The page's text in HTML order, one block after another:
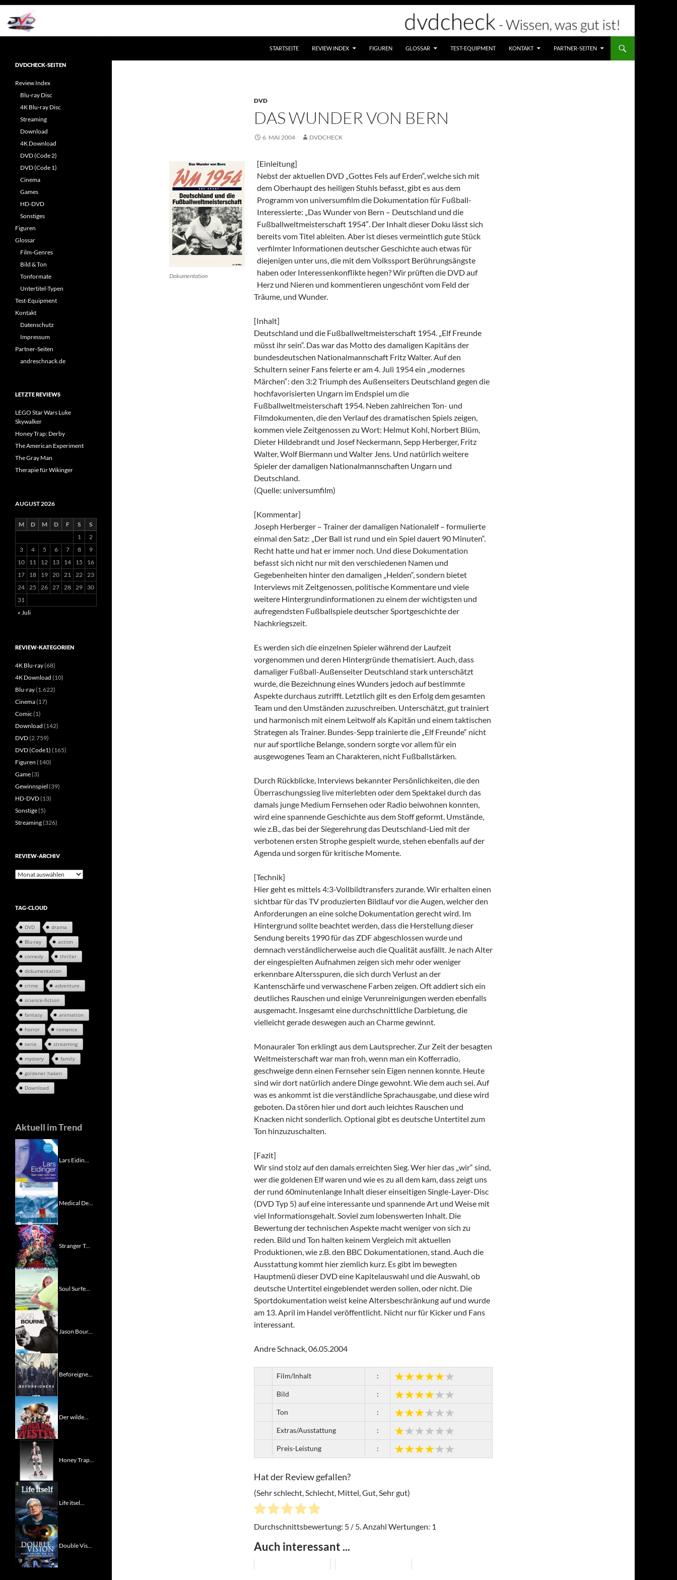
Zum
Inhalt
springen
STARTSEITE REVIEW INDEX FIGUREN GLOSSAR TEST-EQUIPMENT KONTAKT PARTNER-SEITEN
DVD
DAS WUNDER VON BERN
6. MAI 2004 DVDCHECK
Dokumentation
[Einleitung]
Nebst der aktuellen DVD „Gottes Fels auf Erden“, welche sich mit
dem Oberhaupt des heiligen Stuhls befasst, gibt es aus dem
Programm von universumfilm die Dokumentation für Fußball-
Interessierte: „Das Wunder von Bern – Deutschland und die
Fußballweltmeisterschaft 1954″. Der Inhalt dieser Doku lässt sich
bereits vom Titel ableiten. Aber ist dieses vermeintlich gute Stück
verfilmter Informationen deutscher Geschichte auch etwas für
diejenigen unter uns, die mit dem Volkssport Berührungsängste
haben oder Interessenkonflikte hegen? Wir prüften die DVD auf
Herz und Nieren und kommentieren ungeschönt vom Feld der
Träume, und Wunder.
[Inhalt]
Deutschland und die Fußballweltmeisterschaft 1954. „Elf Freunde
müsst ihr sein“. Das war das Motto des damaligen Kapitäns der
bundesdeutschen Nationalmannschaft Fritz Walter. Auf den
Schultern seiner Fans feierte er am 4. Juli 1954 ein „modernes
Märchen“: den 3:2 Triumph des Außenseiters Deutschland gegen die
hochfavorisierten Ungarn im Endspiel um die
Fußballweltmeisterschaft 1954. Neben zahlreichen Ton- und
Filmdokumenten, die den Verlauf des dramatischen Spiels zeigen,
kommen viele Zeitgenossen zu Wort: Helmut Kohl, Norbert Blüm,
Dieter Hildebrandt und Josef Neckermann, Sepp Herberger, Fritz
Walter, Wolf Biermann und Walter Jens. Und natürlich weitere
Spieler der damaligen Nationalmannschaften Ungarn und
Deutschland.
(Quelle: universumfilm)
[Kommentar]
Joseph Herberger – Trainer der damaligen Nationalelf – formulierte
einmal den Satz: „Der Ball ist rund und ein Spiel dauert 90 Minuten“.
Recht hatte und hat er immer noch. Und diese Dokumentation
befasst sich nicht nur mit den verschiedenen Namen und
Gegebenheiten hinter den damaligen „Helden“, sondern bietet
Interviews mit Zeitgenossen, politische Kommentare und viele
weitere Hintergrundinformationen zu einem der wichtigsten und
aufregendsten Fußballspiele deutscher Sportgeschichte der
Nachkriegszeit.
Es werden sich die einzelnen Spieler während der Laufzeit
vorgenommen und deren Hintergründe thematisiert. Auch, dass
damaliger Fußball-Außenseiter Deutschland stark unterschätzt
wurde, die Bezeichnung eines Wunders jedoch auf bestimmte
Aspekte durchaus zutrifft. Letztlich gilt es den Erfolg dem gesamten
Team und den Umständen zuzuschreiben. Unterschätzt, gut trainiert
und harmonisch mit einem Leitwolf als Kapitän und einem taktischen
Strategen als Trainer. Bundes-Sepp trainierte die „Elf Freunde“ nicht
nur auf sportliche Belange, sondern sorgte vor allem für ein
ausgewogenes Team an Charakteren, nicht Fußballstärken.
Durch Rückblicke, Interviews bekannter Persönlichkeiten, die den
Überraschungssieg live miterlebten oder dem Spektakel durch das
damals junge Medium Fernsehen oder Radio beiwohnen konnten,
wird eine spannende Geschichte aus dem Stoff geformt. Umstände,
wie z.B., das bei der Siegerehrung das Deutschland-Lied mit der
verbotenen ersten Strophe gespielt wurde, stehen ebenfalls auf der
Agenda und sorgen für kritische Momente.
[Technik]
Hier geht es mittels 4:3-Vollbildtransfers zurande. Wir erhalten einen
sichtbar für das TV produzierten Bildlauf vor die Augen, welcher den
Anforderungen an eine solche Dokumentation gerecht wird. Im
Hintergrund sollte beachtet werden, dass die Herstellung dieser
Sendung bereits 1990 für das ZDF abgeschlossen wurde und
demnach verständlicherweise auch die Qualität ausfällt. Je nach Alter
der eingespielten Aufnahmen zeigen sich mehr oder weniger
erkennbare Altersspuren, die sich durch Verlust an der
Kantenschärfe und verwaschene Farben zeigen. Oft addiert sich ein
deutliches Rauschen und einige Verunreinigungen werden ebenfalls
ausgemacht. Insgesamt eine durchschnittliche Darbietung, die
vielleicht gerade deswegen auch an Charme gewinnt.
Monauraler Ton erklingt aus dem Lautsprecher. Zur Zeit der besagten
Weltmeisterschaft war man froh, wenn man ein Kofferradio,
geschweige denn einen Fernseher sein Eigen nennen konnte. Heute
sind wir dort natürlich andere Dinge gewohnt. Wie dem auch sei. Auf
was es ankommt ist die verständliche Sprachausgabe, und diese wird
geboten. Da stören hier und dort auch leichtes Rauschen und
Knacken nicht sonderlich. Optional gibt es deutsche Untertitel zum
Ton hinzuzuschalten.
[Fazit]
Wir sind stolz auf den damals erreichten Sieg. Wer hier das „wir“ sind,
wer die goldenen Elf waren und wie es zu all dem kam, dass zeigt uns
der rund 60minutenlange Inhalt dieser einseitigen Single-Layer-Disc
(DVD Typ 5) auf eine interessante und spannende Art und Weise mit
viel Informationsgehalt. Soviel zum lobenswerten Inhalt. Die
Bewertung der technischen Aspekte macht weniger von sich zu
reden. Bild und Ton halten keinem Vergleich mit aktuellen
Produktionen, wie z.B. den BBC Dokumentationen, stand. Auch die
Ausstattung kommt hier ziemlich kurz. Es gibt im bewegten
Hauptmenü dieser DVD eine Kapitelauswahl und die Auswahl, ob
deutsche Untertitel eingeblendet werden sollen, oder nicht. Die
Sportdokumentation weist keine Altersbeschränkung auf und wurde
am 13. April im Handel veröffentlicht. Nicht nur für Kicker und Fans
interessant.
Andre Schnack, 06.05.2004
Film/Inhalt :
Bild :
Ton :
Extras/Ausstattung :
Preis-Leistung :
Hat der Review gefallen?
(Sehr schlecht, Schlecht, Mittel, Gut, Sehr gut)
Durchschnittsbewertung: 5 / 5. Anzahl Wertungen: 1
Auch interessant ...
Reviews rund ums Heimkino &
DVDCHECK-SEITEN
Review Index
Blu-ray Disc
4K Blu-ray Disc
Streaming
Download
4K Download
DVD (Code 2)
DVD (Code 1)
Cinema
Games
HD-DVD
Sonstiges
Figuren
Glossar
Film-Genres
Bild & Ton
Tonformate
Untertitel-Typen
Test-Equipment
Kontakt
Datenschutz
Impressum
Partner-Seiten
andreschnack.de
LETZTE REVIEWS
LEGO Star Wars Luke
Skywalker
Honey Trap: Derby
The American Experiment
The Gray Man
Therapie für Wikinger
AUGUST 2026
M D M D F S
S
1
2
3
4 5 6 7 8
9
10
11 12 13 14 15
16
17
18 19 20 21 22 23
24 25 26 27 28 29
30
31
« Juli
REVIEW-KATEGORIEN
4K Blu-ray(68)
4K Download (10)
Blu-ray(1.622)
Cinema(17)
Comic (1)
Download (142)
DVD(2.759)
DVD (Code1) (165)
Figuren (140)
Game(3)
Gewinnspiel (39)
HD-DVD(13)
Sonstige(5)
Streaming(326)
REVIEW-ARCHIV
Review-
TAG-CLOUD
DVD drama
Blu-ray action
comedy thriller
dokumentation
crime adventure
science-fiction
fantasy animation
horror romance
serie streaming
mystery family
goldener haken
Download
Aktuell im Trend
Lars Eidin...
Medical De...
Stranger T...
Soul Surfe...
Jason Bour...
Beforeigne...
Der wilde...
Honey Trap...
Life itsel...
Double Vis...